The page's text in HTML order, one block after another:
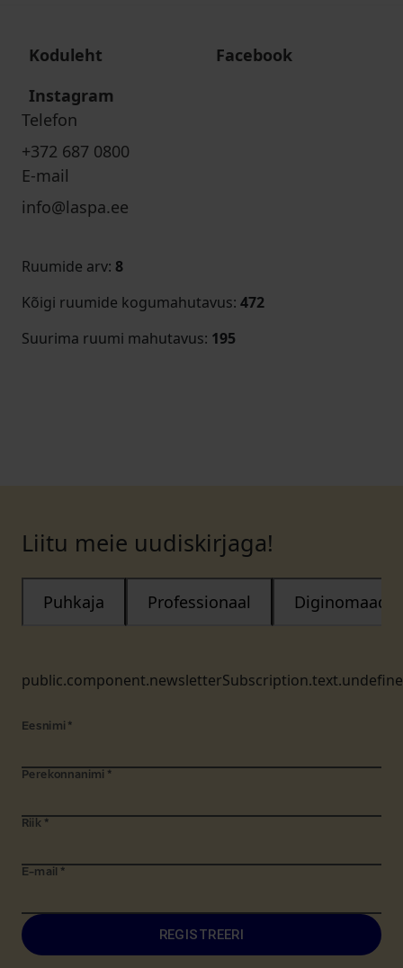
Koduleht
Facebook
Instagram
Telefon
+372 687 0800
E-mail
info@laspa.ee
Ruumide arv: 8
Kõigi ruumide kogumahutavus: 472
Suurima ruumi mahutavus: 195
Liitu meie uudiskirjaga!
Puhkaja Professionaal Diginomaad
Eesnimi *
Perekonnanimi *
Riik *
E-mail *
REGISTREERI